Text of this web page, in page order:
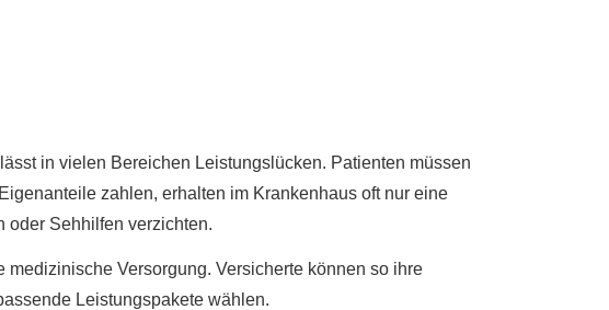
in vielen Bereichen Leistungslücken. Patienten müssen
zahlen, erhalten im Krankenhaus oft nur eine
oder Sehhilfen verzichten.
Versorgung. Versicherte können so ihre
Leistungspakete wählen.